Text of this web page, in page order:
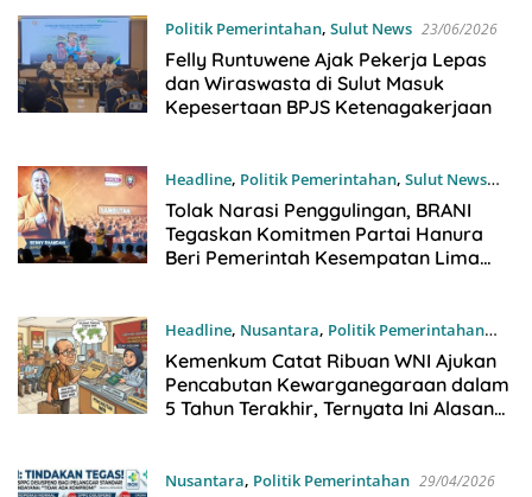
Politik Pemerintahan, Sulut News 23/06/2026
Felly Runtuwene Ajak Pekerja Lepas
dan Wiraswasta di Sulut Masuk
Kepesertaan BPJS Ketenagakerjaan
Headline, Politik Pemerintahan, Sulut News
19/06/2026
Tolak Narasi Penggulingan, BRANI
Tegaskan Komitmen Partai Hanura
Beri Pemerintah Kesempatan Lima
Headline, Nusantara, Politik Pemerintahan
05/06/2026
Kemenkum Catat Ribuan WNI Ajukan
Pencabutan Kewarganegaraan dalam
5 Tahun Terakhir, Ternyata Ini Alasan
Nusantara, Politik Pemerintahan 29/04/2026